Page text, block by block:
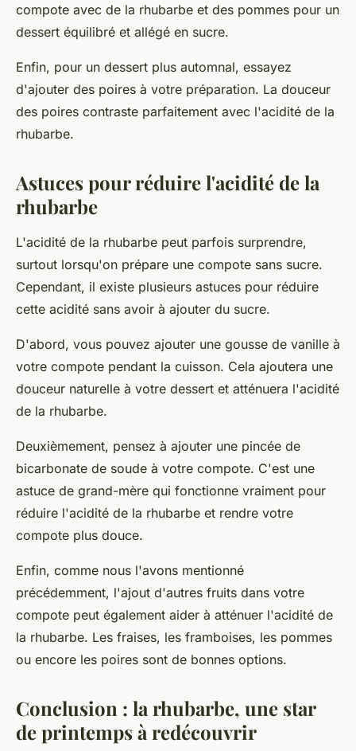
compote avec de la rhubarbe et des pommes pour un
dessert équilibré et allégé en sucre.
Enfin, pour un dessert plus automnal, essayez
d'ajouter des poires à votre préparation. La douceur
des poires contraste parfaitement avec l'acidité de la
rhubarbe.
Astuces pour réduire l'acidité de la
rhubarbe
L'acidité de la rhubarbe peut parfois surprendre,
surtout lorsqu'on prépare une compote sans sucre.
Cependant, il existe plusieurs astuces pour réduire
cette acidité sans avoir à ajouter du sucre.
D'abord, vous pouvez ajouter une gousse de vanille à
votre compote pendant la cuisson. Cela ajoutera une
douceur naturelle à votre dessert et atténuera l'acidité
de la rhubarbe.
Deuxièmement, pensez à ajouter une pincée de
bicarbonate de soude à votre compote. C'est une
astuce de grand-mère qui fonctionne vraiment pour
réduire l'acidité de la rhubarbe et rendre votre
compote plus douce.
Enfin, comme nous l'avons mentionné
précédemment, l'ajout d'autres fruits dans votre
compote peut également aider à atténuer l'acidité de
la rhubarbe. Les fraises, les framboises, les pommes
ou encore les poires sont de bonnes options.
Conclusion : la rhubarbe, une star
de printemps à redécouvrir